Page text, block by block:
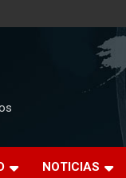
NOTICIAS